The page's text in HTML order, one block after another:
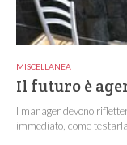
MISCELLANEA
Il futuro è
I manager devono
immediato, come